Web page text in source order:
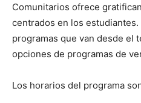
Comunitarios ofrece
centrados en los estudiantes.
programas que van desde el
opciones de programas de
Los horarios del programa